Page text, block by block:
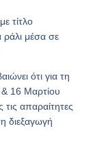
τίτλο
μέσα σε
ότι για τη
16 Μαρτίου
απαραίτητες
διεξαγωγή